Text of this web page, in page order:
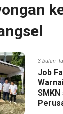
3 bulan
Job